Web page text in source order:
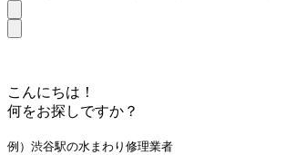
こんにちは！
何をお探しですか？
例）渋谷駅の水まわり修理業者